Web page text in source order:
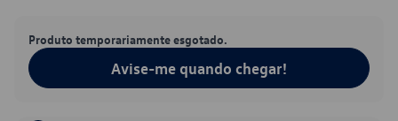
Produto temporariamente esgotado.
Avise-me quando chegar!